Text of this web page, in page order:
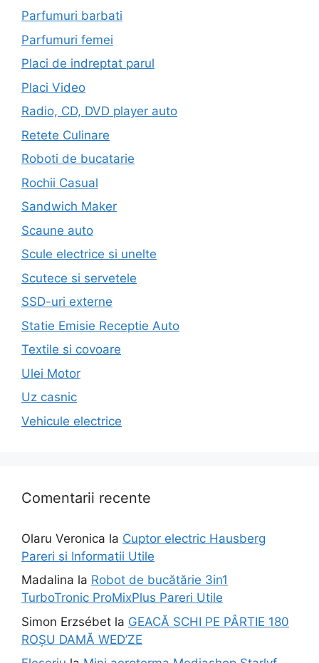
Parfumuri barbati
Parfumuri femei
Placi de indreptat parul
Placi Video
Radio, CD, DVD player auto
Retete Culinare
Roboti de bucatarie
Rochii Casual
Sandwich Maker
Scaune auto
Scule electrice si unelte
Scutece si servetele
SSD-uri externe
Statie Emisie Receptie Auto
Textile si covoare
Ulei Motor
Uz casnic
Vehicule electrice
Comentarii recente
Olaru Veronica la Cuptor electric Hausberg
Pareri si Informatii Utile
Madalina la Robot de bucătărie 3in1
TurboTronic ProMixPlus Pareri Utile
Simon Erzsébet la GEACĂ SCHI PE PÂRTIE 180
ROȘU DAMĂ WED’ZE